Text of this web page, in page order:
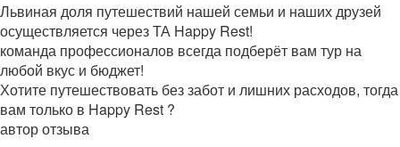
Львиная доля путешествий нашей семьи и наших друзей
осуществляется через ТА Happy Rest!
команда профессионалов всегда подберёт вам тур на
любой вкус и бюджет!
Хотите путешествовать без забот и лишних расходов, тогда
вам только в Happy Rest ?
автор отзыва